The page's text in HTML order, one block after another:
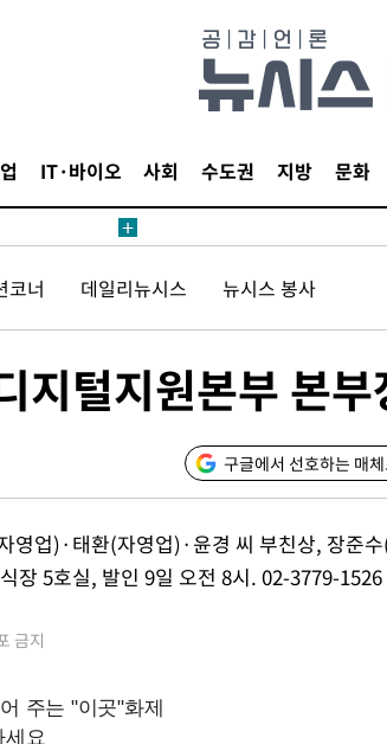
IT·바이오 사회 수도권 지방 문화
출발
승 2무'
에 마쳐
도
재개"
구협회
징계 절차 개시
기소
뇨"-- CDC
관위 등 9곳
출발
코너 데일리뉴시스 뉴시스 봉사
지털지원본부 본
구글에서 선호하는 매
업)·태환(자영업)·윤경 씨 부친상, 장준
장 5호실, 발인 9일 오전 8시. 02-3779-1526
금지